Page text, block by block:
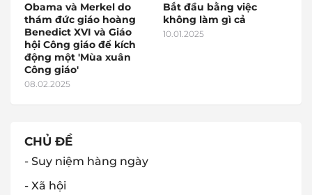
Obama và Merkel do
thám đức giáo hoàng
Benedict XVI và Giáo
hội Công giáo để kích
động một 'Mùa xuân
Công giáo'
08.02.2025
Bắt đầu bằng việc
không làm gì cả
10.01.2025
CHỦ ĐỀ
- Suy niệm hàng ngày
- Xã hội